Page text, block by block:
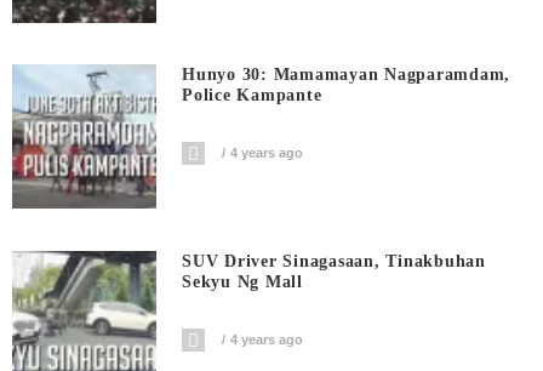
Hunyo 30: Mamamayan Nagparamdam,
Police Kampante
4 years ago
SUV Driver Sinagasaan, Tinakbuhan
Sekyu Ng Mall
4 years ago